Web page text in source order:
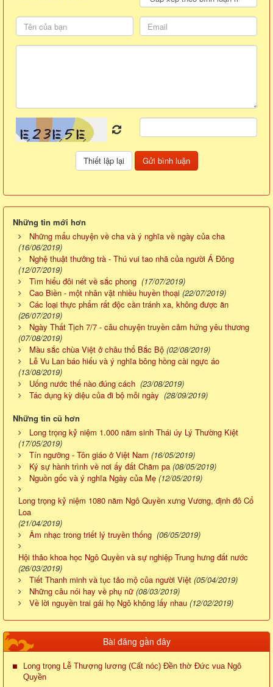
Những tin mới hơn
Những mẩu chuyện về cha và ý nghĩa về ngày của cha
(16/06/2019)
Nghệ thuật thưởng trà - Thú vui tao nhã của người Á Đông
(12/07/2019)
Tìm hiểu đôi nét về sắc phong (17/07/2019)
Cao Biền - một nhân vật nhiều huyền thoại (22/07/2019)
Các loại thực phẩm rất độc cần tránh xa, không được ăn
(26/07/2019)
Ngày Thất Tịch 7/7 - câu chuyện truyền cảm hứng yêu thương
(07/08/2019)
Màu sắc chùa Việt ở châu thổ Bắc Bộ (02/08/2019)
Lễ Vu Lan báo hiếu và ý nghĩa bông hồng cài ngực áo
(13/08/2019)
Uống nước thế nào đúng cách (23/08/2019)
Tác dụng kỳ diệu của đi bộ mỗi ngày (28/09/2019)
Những tin cũ hơn
Long trọng kỷ niệm 1.000 năm sinh Thái úy Lý Thường Kiệt
(17/05/2019)
Tín ngưỡng - Tôn giáo ở Việt Nam (16/05/2019)
Ký sự hành trình về nơi ấy đất Chăm pa (08/05/2019)
Nguồn gốc và ý nghĩa Ngày của Mẹ (12/05/2019)
Long trọng kỷ niệm 1080 năm Ngô Quyền xưng Vương, định đô Cổ
Loa
(21/04/2019)
Âm nhạc trong triết lý truyền thống (06/05/2019)
Hội thảo khoa học Ngô Quyền và sự nghiệp Trung hưng đất nước
(26/03/2019)
Tiết Thanh minh và tục tảo mộ của người Việt (05/04/2019)
Những câu nói hay về phụ nữ (08/03/2019)
Về lời nguyền trai gái họ Ngô không lấy nhau (12/02/2019)
Bài đăng gần đây
Long trọng Lễ Thượng lương (Cất nóc) Đền thờ Đức vua Ngô
Quyền